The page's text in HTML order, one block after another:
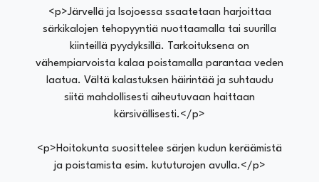
<p>Järvellä ja Isojoessa ssaatetaan harjoittaa
särkikalojen tehopyyntiä nuottaamalla tai suurilla
kiinteillä pyydyksillä. Tarkoituksena on
vähempiarvoista kalaa poistamalla parantaa veden
laatua. Vältä kalastuksen häirintää ja suhtaudu
siitä mahdollisesti aiheutuvaan haittaan
kärsivällisesti.</p>
<p>Hoitokunta suosittelee särjen kudun keräämistä
ja poistamista esim. kututurojen avulla.</p>